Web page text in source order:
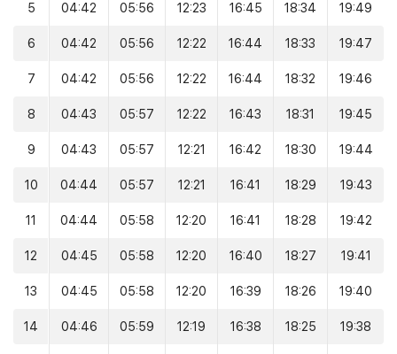
5 04:42 05:56 12:23 16:45 18:34 19:49
6 04:42 05:56 12:22 16:44 18:33 19:47
7 04:42 05:56 12:22 16:44 18:32 19:46
8 04:43 05:57 12:22 16:43 18:31 19:45
9 04:43 05:57 12:21 16:42 18:30 19:44
10 04:44 05:57 12:21 16:41 18:29 19:43
11 04:44 05:58 12:20 16:41 18:28 19:42
12 04:45 05:58 12:20 16:40 18:27 19:41
13 04:45 05:58 12:20 16:39 18:26 19:40
14 04:46 05:59 12:19 16:38 18:25 19:38